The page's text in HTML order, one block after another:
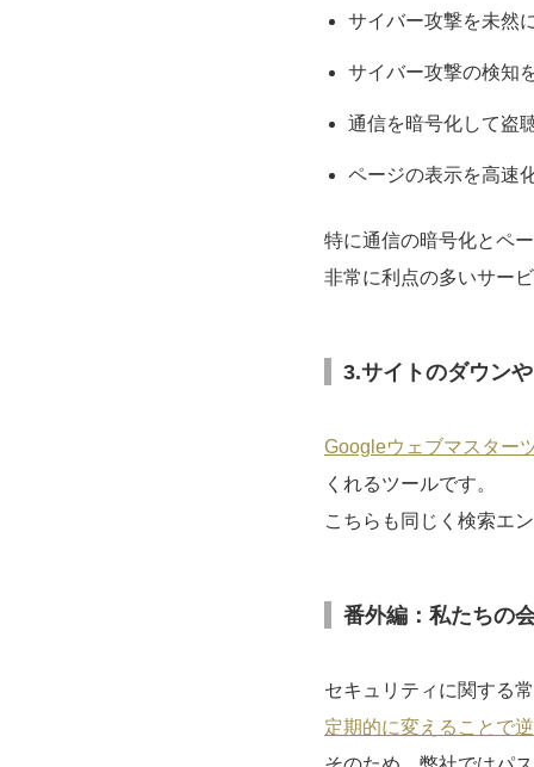
サイバー攻撃を未然
サイバー攻撃の検知
通信を暗号化して盗
ページの表示を高速
特に通信の暗号化とペ
非常に利点の多いサー
3.サイトのダウン
Googleウェブマスター
くれるツールです。
こちらも同じく検索エ
番外編：私たちの
セキュリティに関する
定期的に変えることで